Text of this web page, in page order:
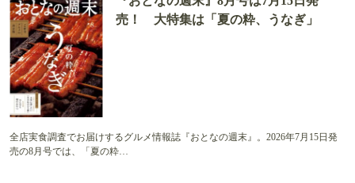
売！ 大特集は「夏の粋、うなぎ」
全店実食調査でお届けするグルメ情報誌『おとなの週末』。2026年7月15日発
売の8月号では、「夏の粋…